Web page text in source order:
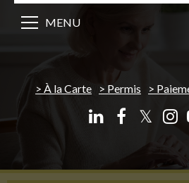
À la Carte Permis
𝕏
MENU